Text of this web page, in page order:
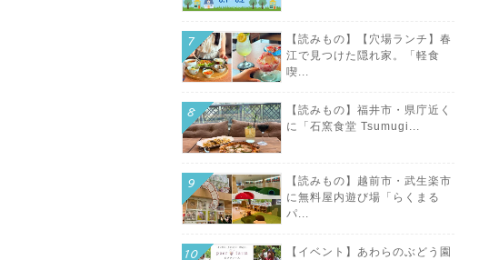
【読みもの】【穴場ランチ】春
江で見つけた隠れ家。「軽食
喫...
【読みもの】福井市・県庁近く
に「石窯食堂 Tsumugi...
【読みもの】越前市・武生楽市
に無料屋内遊び場「らくまる
パ...
【イベント】あわらのぶどう園